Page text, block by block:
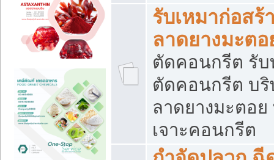
รับเหมาก่อส
ลาดยางมะต
ตัดคอนกรีต รับ
ตัดคอนกรีต บริ
ลาดยางมะตอ
เจาะคอนกรีต